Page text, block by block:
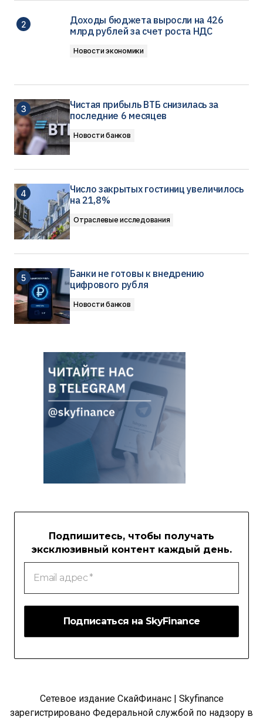
Доходы бюджета выросли на 426
млрд рублей за счет роста НДС
Новости экономики
Чистая прибыль ВТБ снизилась за
последние 6 месяцев
Новости банков
Число закрытых гостиниц увеличилось
на 21,8%
Отраслевые исследования
Банки не готовы к внедрению
цифрового рубля
Новости банков
Подпишитесь, чтобы получать
эксклюзивный контент каждый день.
Email
адрес
Сетевое издание СкайФинанс | Skyfinance
зарегистрировано Федеральной службой по надзору в